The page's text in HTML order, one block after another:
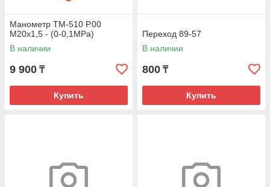
Манометр ТМ-510 Р.00
М20х1,5 - (0-0,1МРа)
В наличии
9 900 ₸
Купить
Переход 89-57
В наличии
800 ₸
Купить